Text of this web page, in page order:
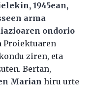
1945ean,
arma
ondorio
Proiektuaren
ziren, eta
Bertan,
Marian hiru urte